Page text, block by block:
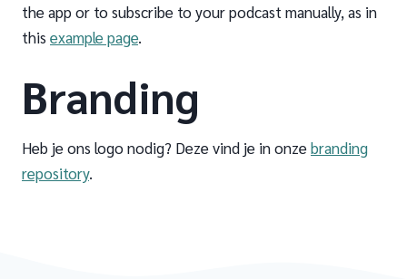
the app or to subscribe to your podcast manually, as in
this example page.
Branding
Heb je ons logo nodig? Deze vind je in onzebranding
repository.